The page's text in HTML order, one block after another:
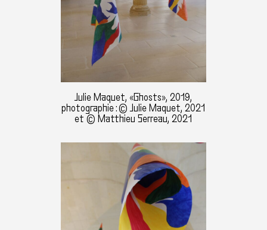
Julie Maquet, «Ghosts», 2019,
photographie : © Julie Maquet, 2021
et © Matthieu Serreau, 2021